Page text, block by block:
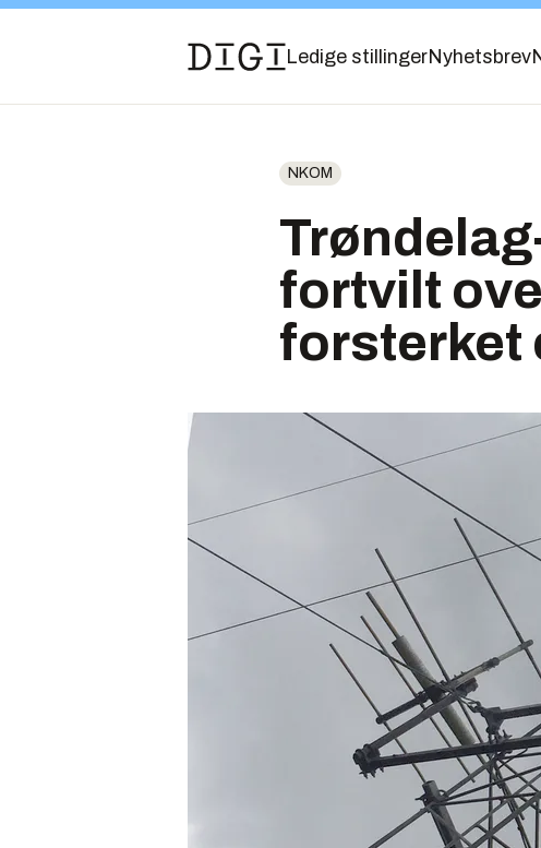
Ledige stillingerNyhetsbrev
NKOM
fortvilt
forsterket